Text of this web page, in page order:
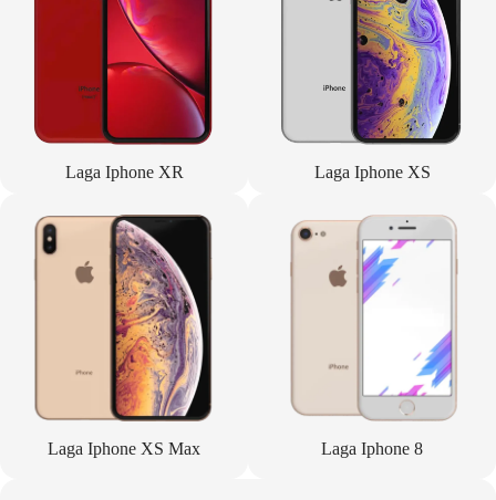
Laga Iphone XR Laga Iphone XS
Laga Iphone XS Max Laga Iphone 8